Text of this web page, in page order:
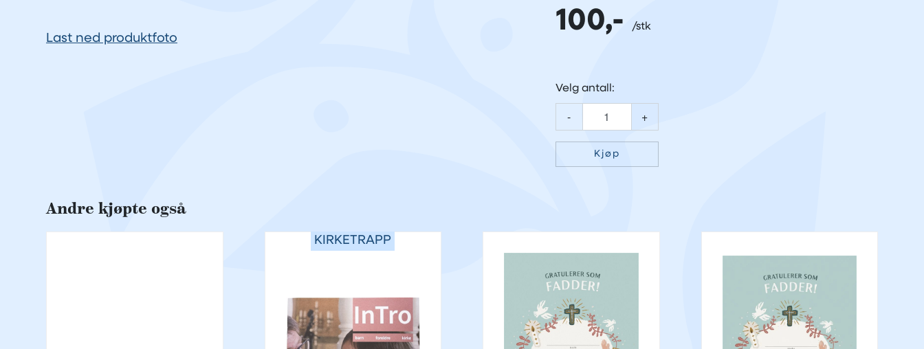
Last ned produktfoto
100,-
Velg antall:
- +
Kjøp
Andre kjøpte også
KIRKETRAPP